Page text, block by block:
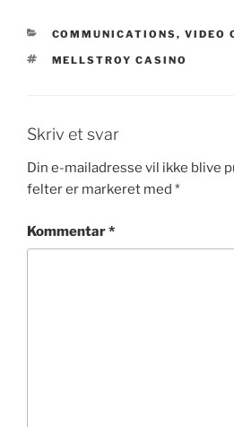
KATEGORIER
COMMUNICATIONS, VIDEO
TAGS
MELLSTROY CASINO
Skriv et svar
Din e-mailadresse vil ikke blive
felter er markeret med *
Kommentar*